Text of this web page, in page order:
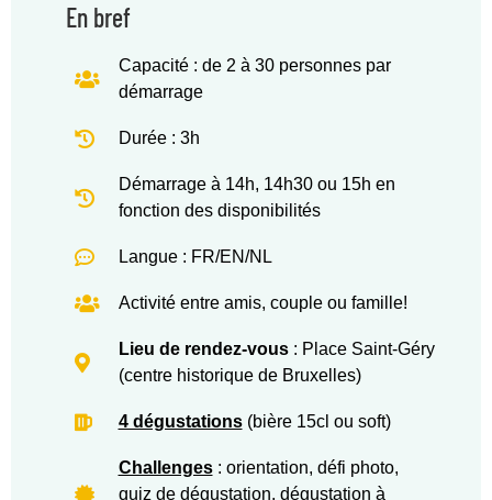
En bref
Capacité : de 2 à 30 personnes par
démarrage
Durée : 3h
Démarrage à 14h, 14h30 ou 15h en
fonction des disponibilités
Langue : FR/EN/NL
Activité entre amis, couple ou famille!
Lieu de rendez-vous : Place Saint-Géry
(centre historique de Bruxelles)
4 dégustations(bière 15cl ou soft)
Challenges: orientation, défi photo,
quiz de dégustation, dégustation à